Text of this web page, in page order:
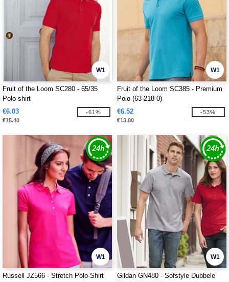
W1
Fruit of the Loom SC280 - 65/35
Polo-shirt
€6.03
€15.40
-61%
W1
Fruit of the Loom SC385 - Premium
Polo (63-218-0)
€6.52
€13.80
-53%
W1
Russell JZ566 - Stretch Polo-Shirt
W1
Gildan GN480 - Sofstyle Dubbele